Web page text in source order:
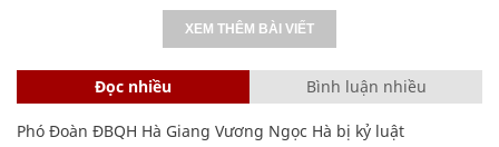
XEM THÊM BÀI VIẾT
Đọc nhiều Bình luận nhiều
Phó Đoàn ĐBQH Hà Giang Vương Ngọc Hà bị kỷ luật